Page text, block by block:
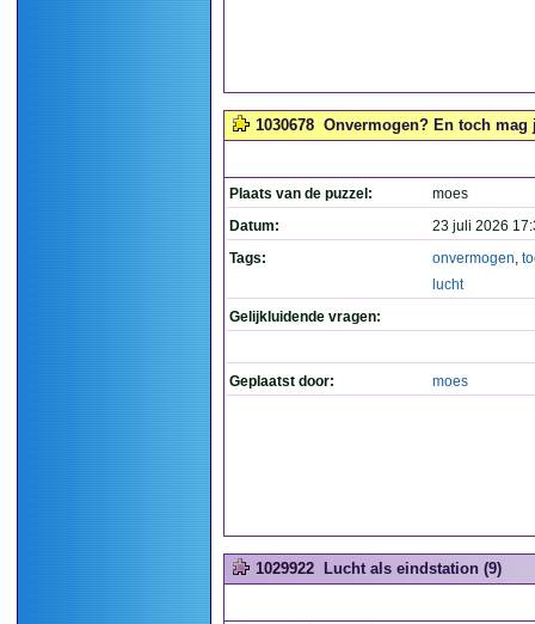
1030678 Onvermogen? En toch mag
Plaats van de puzzel:
moes
Datum:
23 juli 2026
Tags:
onvermogen,
lucht
Gelijkluidende vragen:
Geplaatst door: moes
1029922 Lucht als eindstation (9)